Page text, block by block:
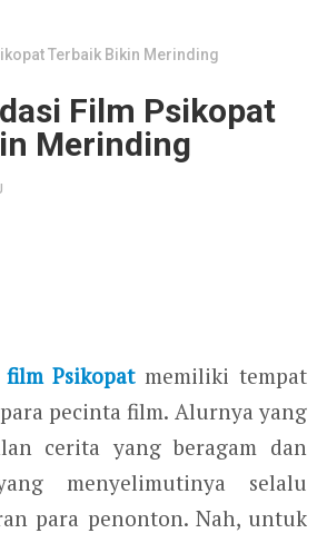
Terbaik Bikin Merinding
Film Psikopat
Merinding
film Psikopatmemiliki tempat
pecinta film. Alurnya yang
cerita yang beragam dan
menyelimutinya selalu
para penonton. Nah, untuk